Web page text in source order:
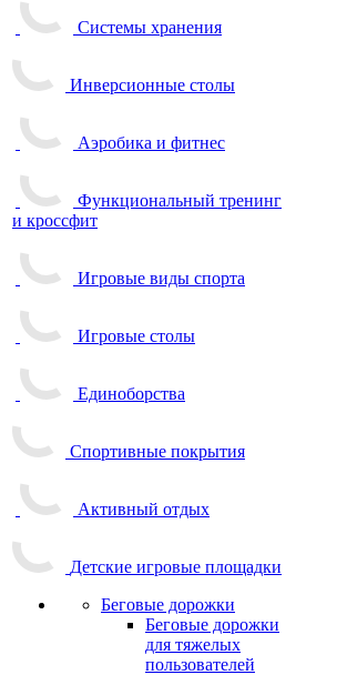
Системы хранения
Инверсионные столы
Аэробика и фитнес
Функциональный тренинг
и кроссфит
Игровые виды спорта
Игровые столы
Единоборства
Спортивные покрытия
Активный отдых
Детские игровые площадки
Беговые дорожки
Беговые дорожки
для тяжелых
пользователей